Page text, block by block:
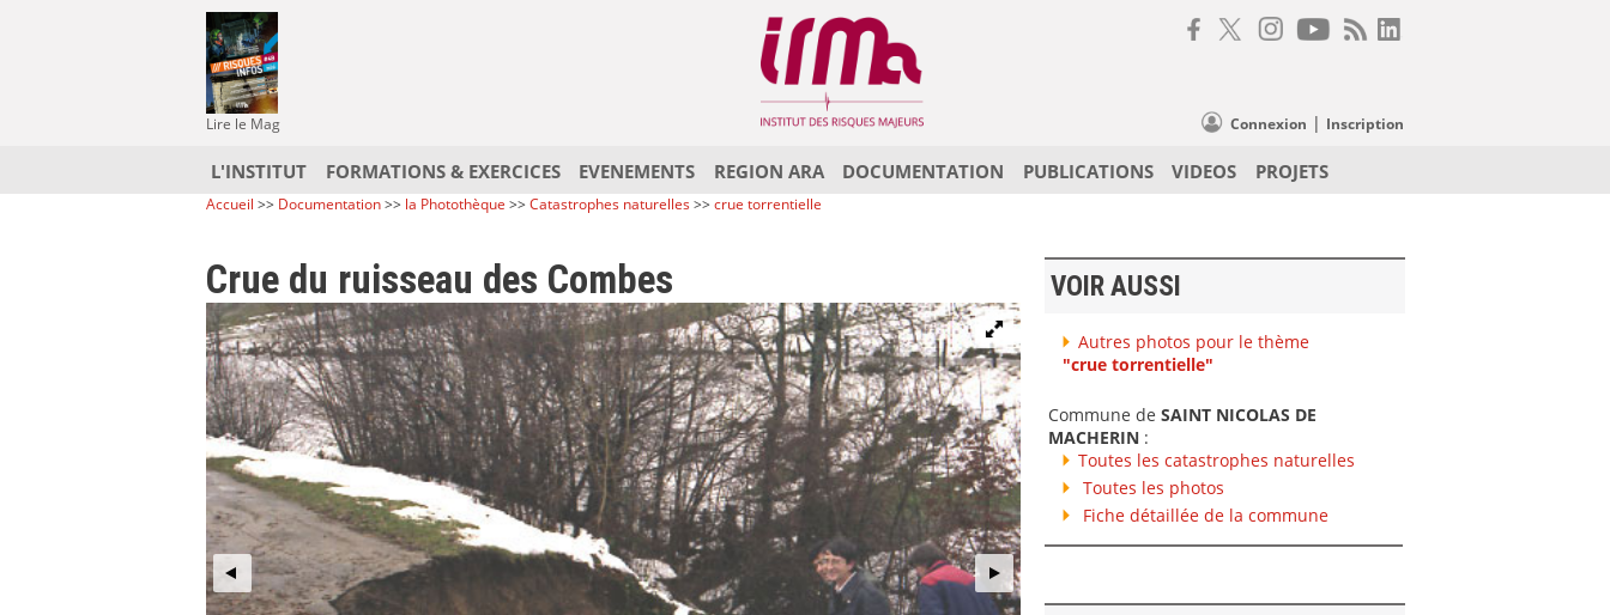
Lire le Mag Connexion | Inscription
L'INSTITUT FORMATIONS & EXERCICES EVENEMENTS REGION ARA DOCUMENTATION PUBLICATIONS VIDEOS PROJETS
Accueil >> Documentation>> la Photothèque >>Catastrophes naturelles>>crue torrentielle
Crue du ruisseau des Combes VOIR AUSSI
Autres photos pour le thème
"crue torrentielle"
Commune de SAINT NICOLAS DE
MACHERIN:
Toutes les catastrophes naturelles
Toutes les photos
Fiche détaillée de la commune